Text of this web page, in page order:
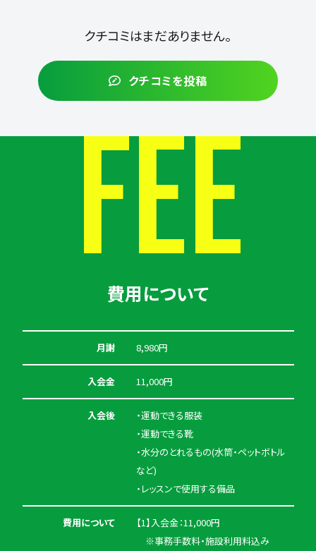
クチコミはまだありません。
クチコミを投稿
FEE
費用について
月謝 8,980円
入会金 11,000円
入会後
・運動できる服装
・運動できる靴
・水分のとれるもの(水筒・ペットボトル
など)
・レッスンで使用する備品
費用について
【1】入会金：11,000円
※事務手数料・施設利用料込み